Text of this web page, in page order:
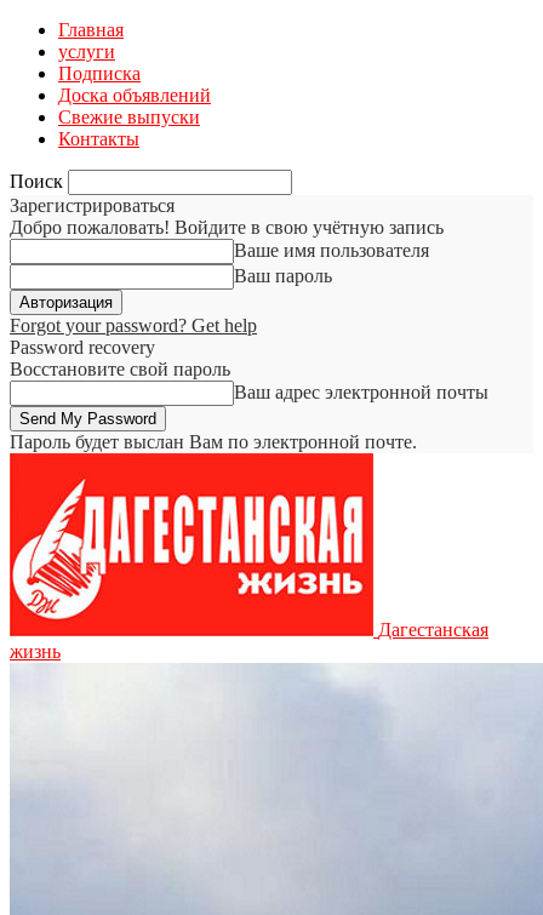
Главная
услуги
Подписка
Доска объявлений
Свежие выпуски
Контакты
Поиск
Зарегистрироваться
Добро пожаловать! Войдите в свою учётную запись
Ваше имя пользователя
Ваш пароль
Forgot your password? Get help
Password recovery
Восстановите свой пароль
Ваш адрес электронной почты
Пароль будет выслан Вам по электронной почте.
Дагестанская
жизнь